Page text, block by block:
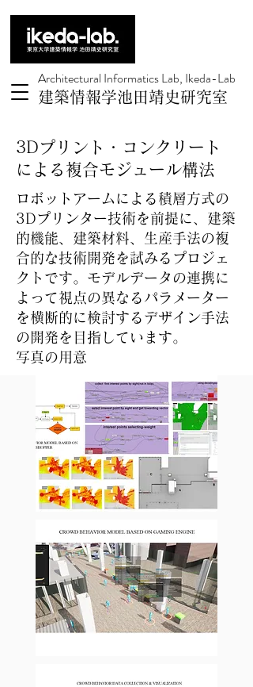
Architectural Informatics Lab, Ikeda-Lab
建築情報学池田靖史研究室
3Dプリント・コンクリート
による複合モジュール構法
ロボットアームによる積層方式の
3Dプリンター技術を前提に、建築
的機能、建築材料、生産手法の複
合的な技術開発を試みるプロジェ
クトです。モデルデータの連携に
よって視点の異なるパラメーター
を横断的に検討するデザイン手法
の開発を目指しています。
​写真の用意